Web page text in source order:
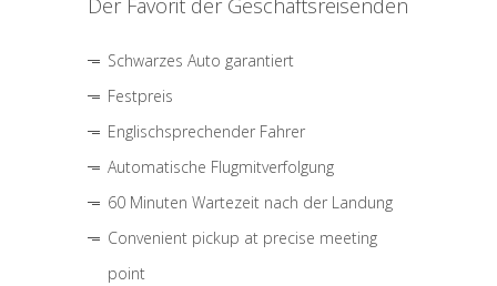
Der Favorit der Geschäftsreisenden
Schwarzes Auto garantiert
Festpreis
Englischsprechender Fahrer
Automatische Flugmitverfolgung
60 Minuten Wartezeit nach der Landung
Convenient pickup at precise meeting
point